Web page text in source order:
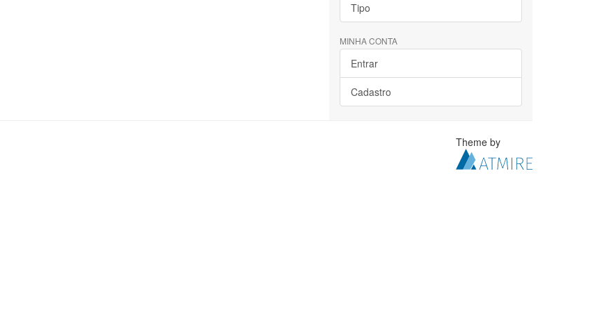
Tipo
MINHA CONTA
Entrar
Cadastro
Theme by